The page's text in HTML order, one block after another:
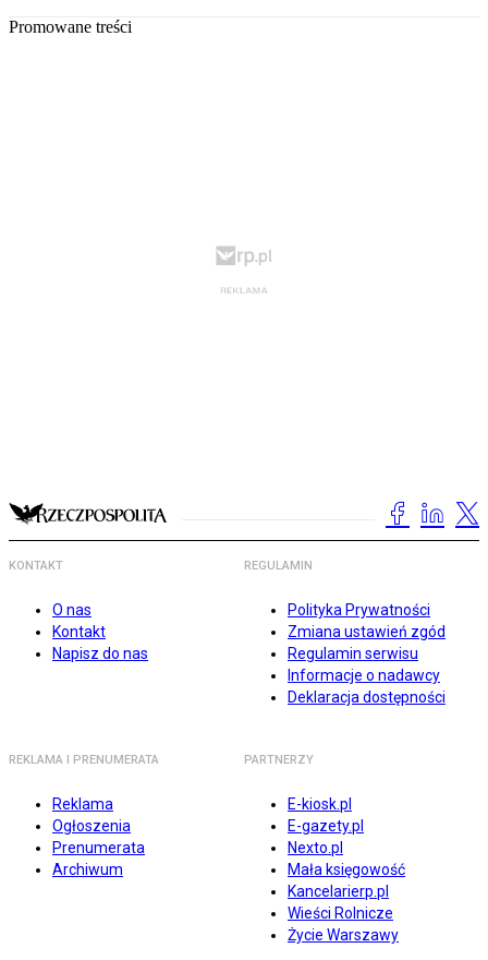
Promowane treści
KONTAKT
O nas
Kontakt
Napisz do nas
REGULAMIN
Polityka Prywatności
Zmiana ustawień zgód
Regulamin serwisu
Informacje o nadawcy
Deklaracja dostępności
REKLAMA I PRENUMERATA
Reklama
Ogłoszenia
Prenumerata
Archiwum
PARTNERZY
E-kiosk.pl
E-gazety.pl
Nexto.pl
Mała księgowość
Kancelarierp.pl
Wieści Rolnicze
Życie Warszawy